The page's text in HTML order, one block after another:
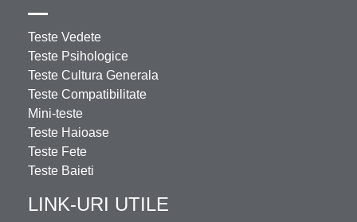
Teste Vedete
Teste Psihologice
Teste Cultura Generala
Teste Compatibilitate
Mini-teste
Teste Haioase
Teste Fete
Teste Baieti
LINK-URI UTILE